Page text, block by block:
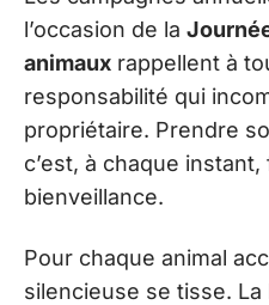
l’occasion de la
animaux rappellent à
responsabilité qui
propriétaire. Prendre
c’est, à chaque
bienveillance.
Pour chaque animal
silencieuse se tisse. La